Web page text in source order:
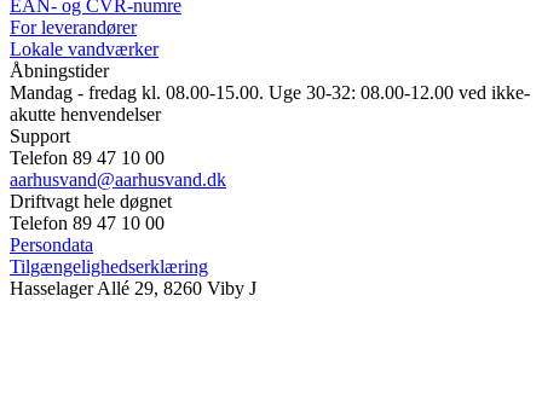
EAN- og CVR-numre
For leverandører
Lokale vandværker
Åbningstider
Mandag - fredag kl. 08.00-15.00. Uge 30-32: 08.00-12.00 ved ikke-
akutte henvendelser
Support
Telefon 89 47 10 00
aarhusvand@aarhusvand.dk
Driftvagt hele døgnet
Telefon 89 47 10 00
Persondata
Tilgængelighedserklæring
Hasselager Allé 29, 8260 Viby J